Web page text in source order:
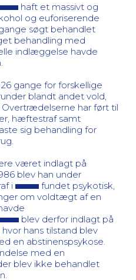
haft et massivt og
og euforiserende
søgt behandlet
behandling med
indlæggelse havde
gange for forskellige
blandt andet vold,
har ført til
hæftestraf samt
sig behandling for
været indlagt på
blev han under
i
fundet psykotisk,
om voldtægt af en
blev derfor indlagt på
, hvor hans tilstand blev
en abstinenspsykose.
med en
blev ikke behandlet